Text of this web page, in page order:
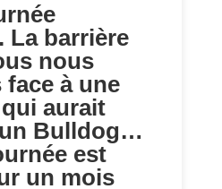
La barrière
nous
à une
aurait
Bulldog…
est
un mois